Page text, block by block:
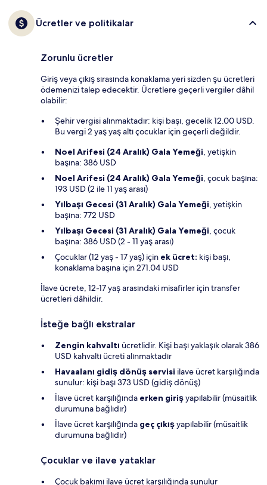
Ücretler ve politikalar
Zorunlu ücretler
Giriş veya çıkış sırasında konaklama yeri sizden şu ücretleri
ödemenizi talep edecektir. Ücretlere geçerli vergiler dâhil
olabilir:
Şehir vergisi alınmaktadır: kişi başı, gecelik 12.00 USD.
Bu vergi 2 yaş yaş altı çocuklar için geçerli değildir.
Noel Arifesi (24 Aralık) Gala Yemeği, yetişkin
başına: 386 USD
Noel Arifesi (24 Aralık) Gala Yemeği, çocuk başına:
193 USD (2 ile 11 yaş arası)
Yılbaşı Gecesi (31 Aralık) Gala Yemeği, yetişkin
başına: 772 USD
Yılbaşı Gecesi (31 Aralık) Gala Yemeği, çocuk
başına: 386 USD (2 - 11 yaş arası)
Çocuklar (12 yaş - 17 yaş) için ek ücret: kişi başı,
konaklama başına için 271.04 USD
İlave ücrete, 12-17 yaş arasındaki misafirler için transfer
ücretleri dâhildir.
İsteğe bağlı ekstralar
Zengin kahvaltı ücretlidir. Kişi başı yaklaşık olarak 386
USD kahvaltı ücreti alınmaktadır
Havaalanı gidiş dönüş servisi ilave ücret karşılığında
sunulur: kişi başı 373 USD (gidiş dönüş)
İlave ücret karşılığında erken girişyapılabilir (müsaitlik
durumuna bağlıdır)
İlave ücret karşılığında geç çıkışyapılabilir (müsaitlik
durumuna bağlıdır)
Çocuklar ve ilave yataklar
Çocuk bakımı ilave ücret karşılığında sunulur